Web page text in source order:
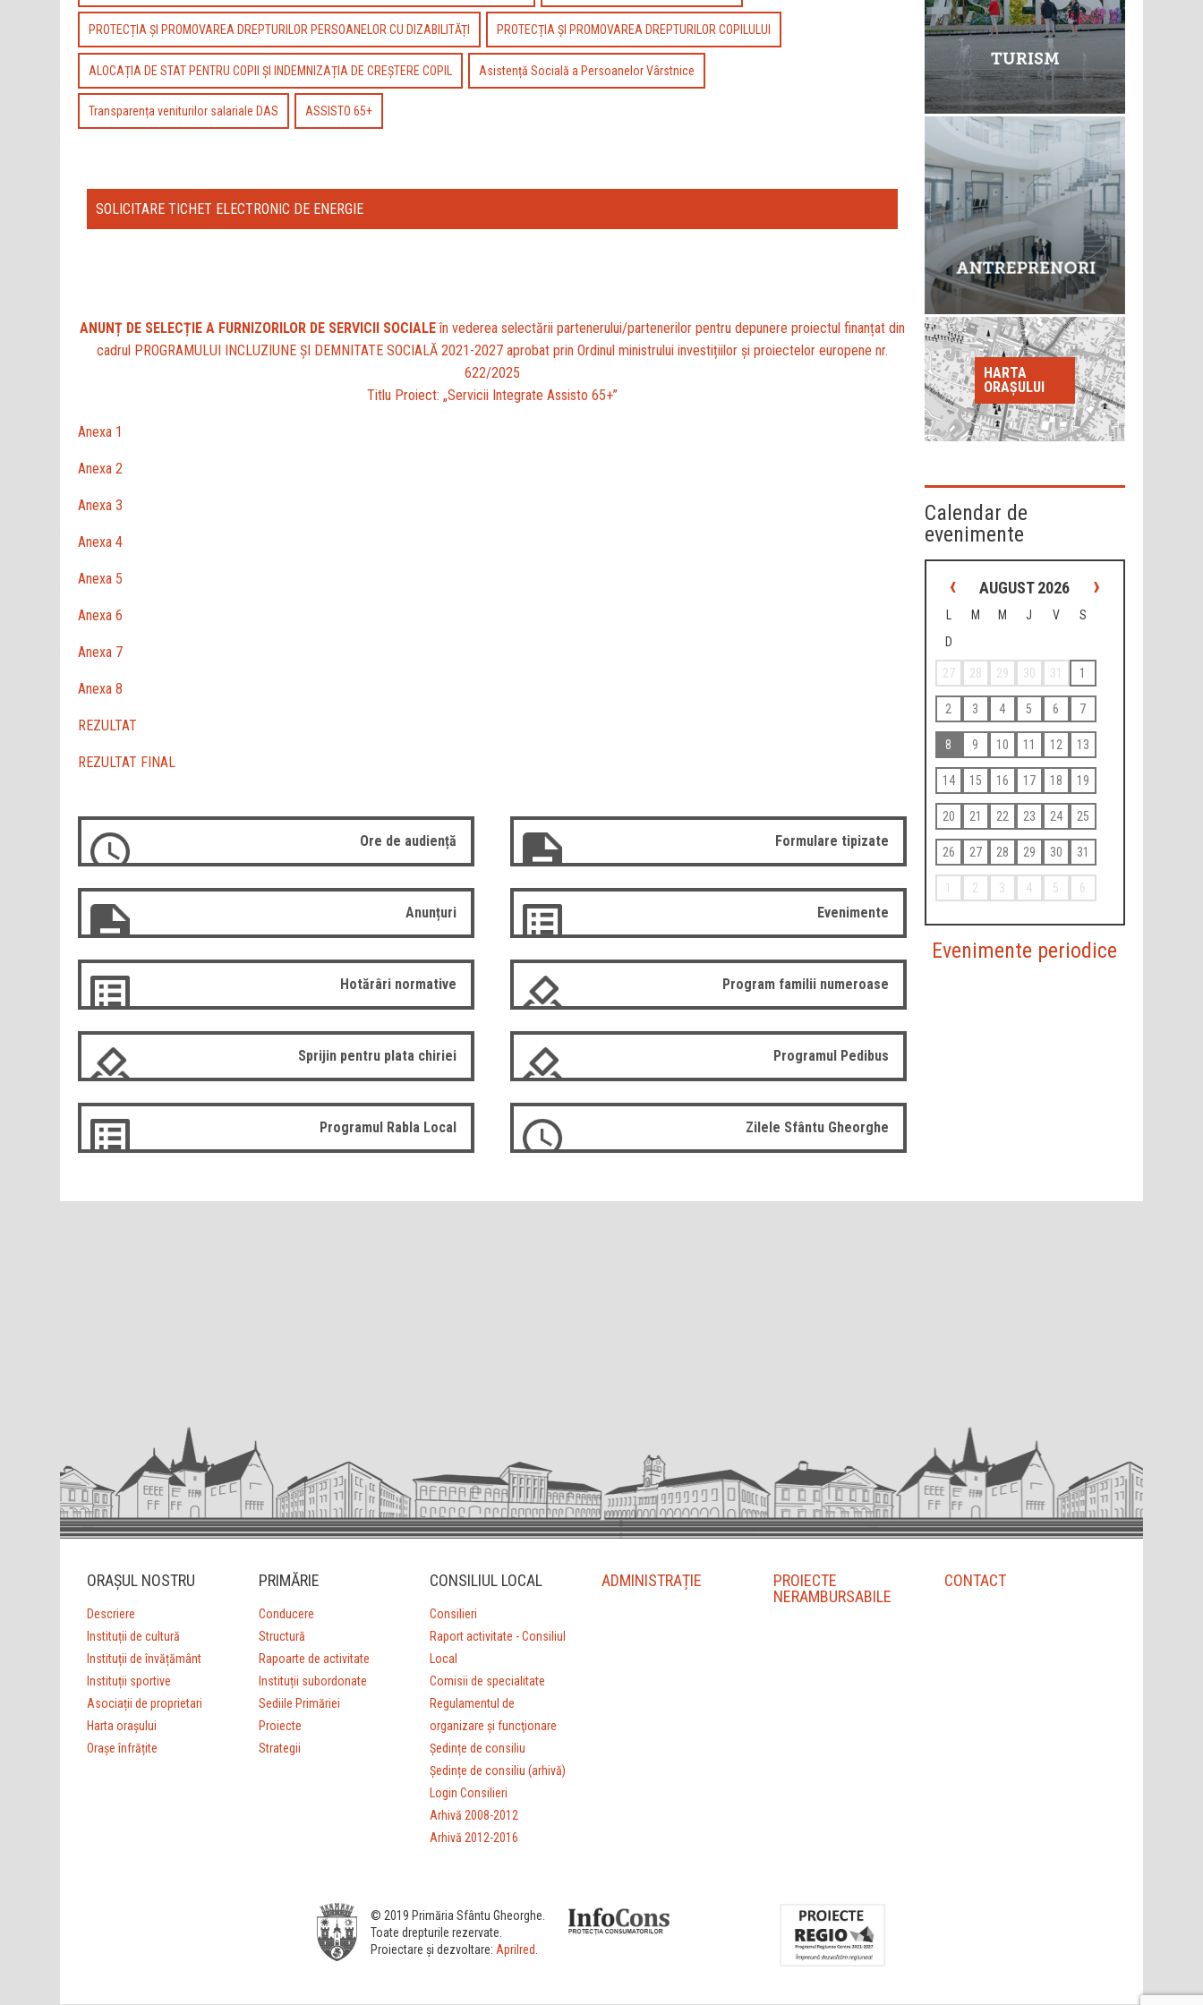
PROTECȚIA ȘI PROMOVAREA DREPTURILOR PERSOANELOR CU DIZABILITĂȚI PROTECȚIA ȘI PROMOVAREA DREPTURILOR COPILULUI
ALOCAȚIA DE STAT PENTRU COPII ȘI INDEMNIZAȚIA DE CREȘTERE COPIL Asistență Socială a Persoanelor Vârstnice
Transparența veniturilor salariale DAS ASSISTO 65+
SOLICITARE TICHET ELECTRONIC DE ENERGIE
ANUNȚ DE SELECȚIE A FURNIZORILOR DE SERVICII SOCIALEîn vederea selectării partenerului/partenerilor pentru depunere proiectul finanțat din
cadrul PROGRAMULUI INCLUZIUNE ȘI DEMNITATE SOCIALĂ 2021-2027 aprobat prin Ordinul ministrului investițiilor și proiectelor europene nr.
622/2025
Titlu Proiect: „Servicii Integrate Assisto 65+”
Anexa 1
Anexa 2
Anexa 3
Anexa 4
Anexa 5
Anexa 6
Anexa 7
Anexa 8
REZULTAT
REZULTAT FINAL
Ore de audiență Formulare tipizate
Anunțuri Evenimente
Hotărâri normative Program familii numeroase
Sprijin pentru plata chiriei Programul Pedibus
Programul Rabla Local Zilele Sfântu Gheorghe
HARTA
ORAȘULUI
Calendar de
evenimente
‹ AUGUST 2026 ›
L M M J V
S
D
27 28 29 30 31 1
2 3 4 5 6 7
8 9 10 11 12 13
14 15 16 17 18 19
20 21 22 23 24 25
26 27 28 29 30 31
1 2 3 4 5 6
Evenimente periodice
ORAȘUL NOSTRU
Descriere
Instituții de cultură
Instituții de învățământ
Instituții sportive
Asociații de proprietari
Harta orașului
Orașe înfrățite
PRIMĂRIE
Conducere
Structură
Rapoarte de activitate
Instituții subordonate
Sediile Primăriei
Proiecte
Strategii
CONSILIUL LOCAL
Consilieri
Raport activitate - Consiliul
Local
Comisii de specialitate
Regulamentul de
organizare şi funcţionare
Ședințe de consiliu
Ședințe de consiliu (arhivă)
Login Consilieri
Arhivă 2008-2012
Arhivă 2012-2016
ADMINISTRAȚIE
PROIECTE
NERAMBURSABILE
CONTACT
© 2019 Primăria Sfântu Gheorghe.
Toate drepturile rezervate.
Proiectare și dezvoltare: Aprilred